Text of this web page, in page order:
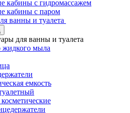
кабины с гидромассажем
кабины с паром
ванны и туалета
для ванны и туалета
жидкого мыла
емкость